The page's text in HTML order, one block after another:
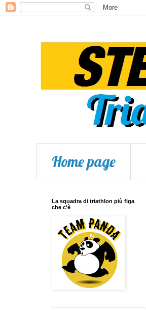
Home page
La squadra di triathlon più figa
che c'è